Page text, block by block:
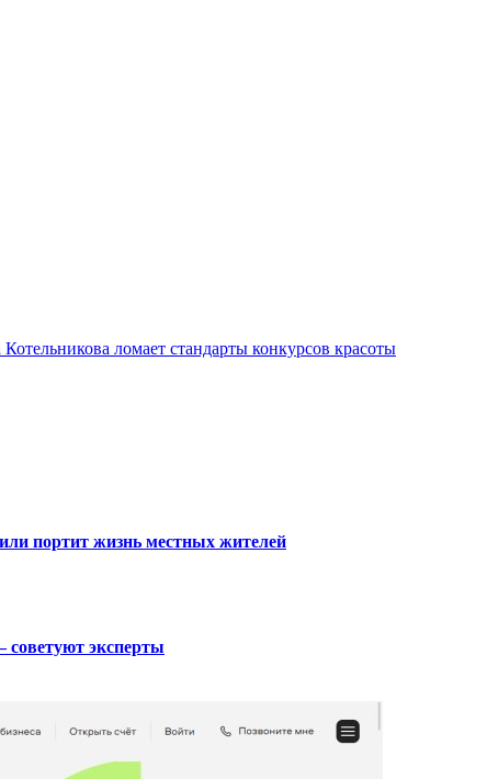
ломает стандарты конкурсов красоты
портит жизнь местных жителей
советуют эксперты